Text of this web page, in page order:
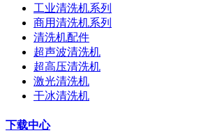
工业清洗机系列
商用清洗机系列
清洗机配件
超声波清洗机
超高压清洗机
激光清洗机
干冰清洗机
下载中心